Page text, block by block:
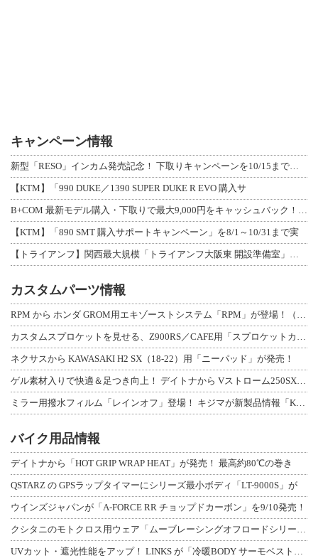
キャンペーン情報
新型「RESO」インカム発売記念！ 下取りキャンペーンを10/15まで延長して開
【KTM】「990 DUKE／1390 SUPER DUKE R EVO 購入サ
B+COM 最新モデル購入・下取りで最大9,000円をキャッシュバック！「B+F
【KTM】「890 SMT 購入サポートキャンペーン」を8/1～10/31まで実
【トライアンフ】関西最大規模「トライアンフ大阪東 開設準備室」がオープン！ 限定
カスタムパーツ情報
RPM から ホンダ GROM用エキゾーストシステム「RPM」が登場！（動画あり
カスタムスプロケットを見せる、Z900RS／CAFE用「スプロケットカバーフルキ
ネクサスから KAWASAKI H2 SX（18-22）用「ニーパッド」が発売！
ゲル素材入りで快適＆足つき向上！ デイトナから Vストローム250SX用「快適ロ
ミラー用撥水フィルム「レインオフ」登場！ キジマが新製品情報「KIJIMA NE
バイク用品情報
デイトナから「HOT GRIP WRAP HEAT」が発売！ 最高約80℃の巻き
QSTARZ の GPSラップタイマーにシリーズ最小ボディ「LT-9000S」が
ウインズジャパンが「A-FORCE RR チョップドカーボン」を9/10発売！
クシタニのモトクロス用ウェア「ムーブレーシングオフロードシリーズ」3アイテムが登
UVカット・遮光性能をアップ！ LINKS が「冷暖BODY サーモベスト」改良